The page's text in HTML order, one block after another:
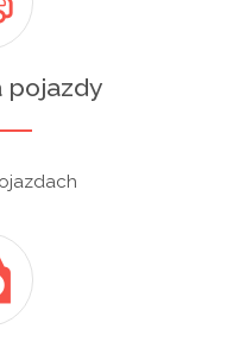
pojazdy